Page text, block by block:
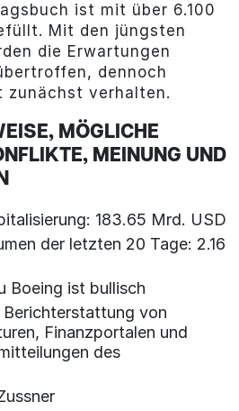
ist mit über 6.100
Mit den jüngsten
die Erwartungen
dennoch
zunächst verhalten.
MÖGLICHE
MEINUNG UND
183.65 Mrd. USD
der letzten 20 Tage: 2.16
Boeing ist bullisch
Berichterstattung von
Finanzportalen und
des